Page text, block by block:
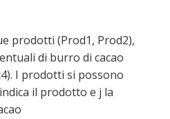
prodotti (Prod1, Prod2),
di burro di cacao
I prodotti si possono
il prodotto e j la